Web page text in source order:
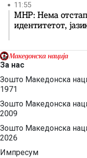
11:55
МНР: Нема
идентитетот,
За нас
Зошто Македонска
1971
Зошто Македонска
2009
Зошто Македонска
2026
Импресум